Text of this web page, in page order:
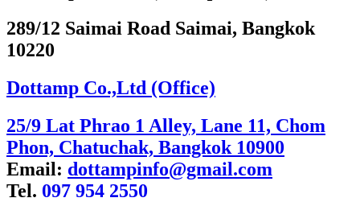
289/12 Saimai Road Saimai, Bangkok
10220
Dottamp Co.,Ltd (Office)
25/9 Lat Phrao 1 Alley, Lane 11, Chom
Phon, Chatuchak, Bangkok 10900
Email: dottampinfo@gmail.com
Tel. 097 954 2550